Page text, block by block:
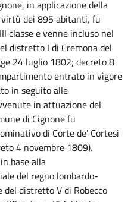
in applicazione della
dei 895 abitanti, fu
classe e venne incluso nel
distretto I di Cremona del
24 luglio 1802; decreto 8
entrato in vigore
in seguito alle
in attuazione del
di Cignone fu
di Corte de' Cortesi
4 novembre 1809).
base alla
del regno lombardo-
distretto V di Robecco